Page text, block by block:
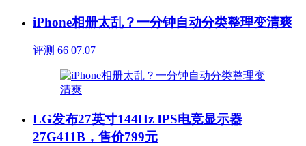
iPhone相册太乱？一分钟自动分类整理变清爽
评测 66 07.07
LG发布27英寸144Hz IPS电竞显示器
27G411B，售价799元